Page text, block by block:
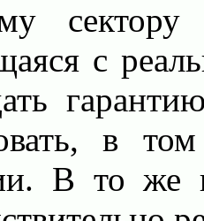
с
в
В то же